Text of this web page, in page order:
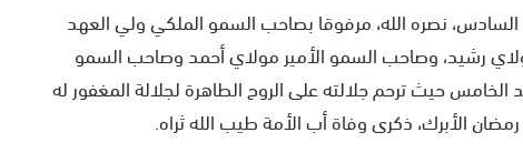
نصره الله، مرفوقا بصاحب السمو الملكي ولي العهد
رشيد، وصاحب السمو الأمير مولاي أحمد وصاحب السمو
حيث ترحم جلالته على الروح الطاهرة لجلالة المغفور له
الأبرك، ذكرى وفاة أب الأمة طيب الله ثراه.